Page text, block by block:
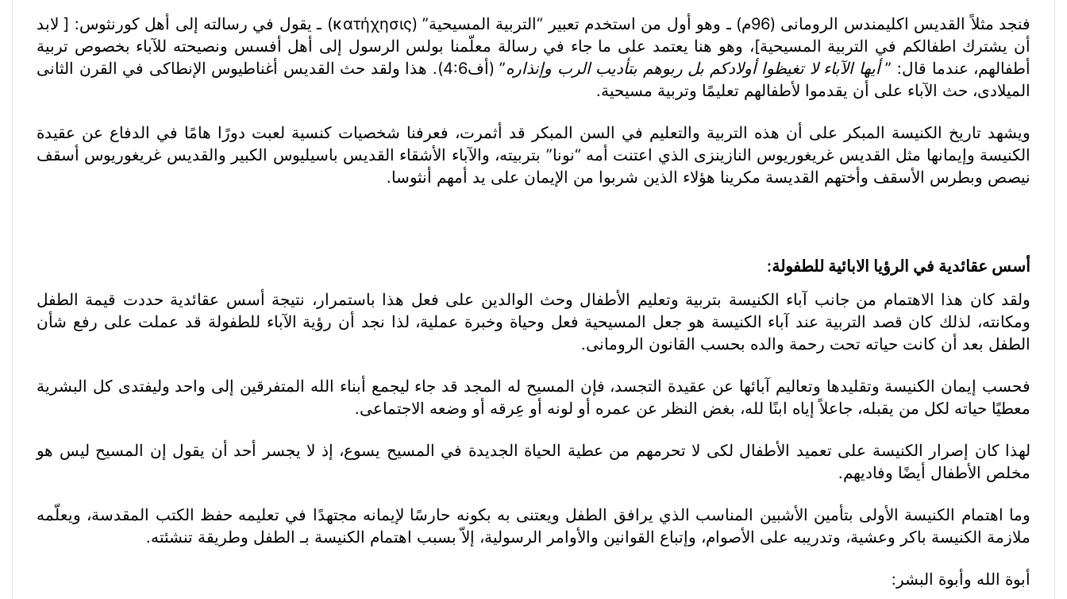
فنجد مثلاً القديس اكليمندس الرومانى (96م) ـ وهو أول من استخدم تعبير “التربية المسيحية” (κατήχησις) ـ يقول في رسالته إلى أهل كورنثوس: [ لابد
أن يشترك اطفالكم في التربية المسيحية]، وهو هنا يعتمد على ما جاء في رسالة معلّمنا بولس الرسول إلى أهل أفسس ونصيحته للآباء بخصوص تربية
أطفالهم، عندما قال: ”أيها الآباء لا تغيظوا أولادكم بل ربوهم بتأديب الرب وإنذاره
” (أف4:6). هذا ولقد حث القديس أغناطيوس الإنطاكى في القرن الثانى
الميلادى، حث الآباء على أن يقدموا لأطفالهم تعليمًا وتربية مسيحية.
ويشهد تاريخ الكنيسة المبكر على أن هذه التربية والتعليم في السن المبكر قد أثمرت، فعرفنا شخصيات كنسية لعبت دورًا هامًا في الدفاع عن عقيدة
الكنيسة وإيمانها مثل القديس غريغوريوس النازينزى الذي اعتنت أمه “نونا” بتربيته، والآباء الأشقاء القديس باسيليوس الكبير والقديس غريغوريوس أسقف
نيصص وبطرس الأسقف وأختهم القديسة مكرينا هؤلاء الذين شربوا من الإيمان على يد أمهم أنثوسا.
أسس عقائدية في الرؤيا الابائية للطفولة:
ولقد كان هذا الاهتمام من جانب آباء الكنيسة بتربية وتعليم الأطفال وحث الوالدين على فعل هذا باستمرار، نتيجة أسس عقائدية حددت قيمة الطفل
ومكانته، لذلك كان قصد التربية عند آباء الكنيسة هو جعل المسيحية فعل وحياة وخبرة عملية، لذا نجد أن رؤية الآباء للطفولة قد عملت على رفع شأن
الطفل بعد أن كانت حياته تحت رحمة والده بحسب القانون الرومانى.
فحسب إيمان الكنيسة وتقليدها وتعاليم آبائها عن عقيدة التجسد، فإن المسيح له المجد قد جاء ليجمع أبناء الله المتفرقين إلى واحد وليفتدى كل البشرية
معطيًا حياته لكل من يقبله، جاعلاً إياه ابنًا لله، بغض النظر عن عمره أو لونه أو عِرقه أو وضعه الاجتماعى.
لهذا كان إصرار الكنيسة على تعميد الأطفال لكى لا تحرمهم من عطية الحياة الجديدة في المسيح يسوع، إذ لا يجسر أحد أن يقول إن المسيح ليس هو
مخلص الأطفال أيضًا وفاديهم.
وما اهتمام الكنيسة الأولى بتأمين الأشبين المناسب الذي يرافق الطفل ويعتنى به بكونه حارسًا لإيمانه مجتهدًا في تعليمه حفظ الكتب المقدسة، ويعلّمه
ملازمة الكنيسة باكر وعشية، وتدريبه على الأصوام، وإتباع القوانين والأوامر الرسولية، إلاّ بسبب اهتمام الكنيسة بـ الطفل وطريقة تنشئته.
أبوة الله وأبوة البشر: